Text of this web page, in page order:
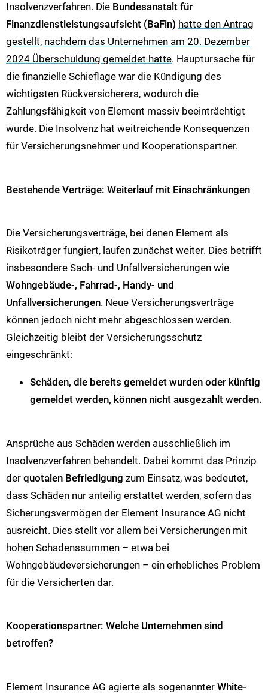
Insolvenzverfahren. Die Bundesanstalt für
Finanzdienstleistungsaufsicht (BaFin) hatte den Antrag
gestellt, nachdem das Unternehmen am 20. Dezember
2024 Überschuldung gemeldet hatte. Hauptursache für
die finanzielle Schieflage war die Kündigung des
wichtigsten Rückversicherers, wodurch die
Zahlungsfähigkeit von Element massiv beeinträchtigt
wurde. Die Insolvenz hat weitreichende Konsequenzen
für Versicherungsnehmer und Kooperationspartner.
Bestehende Verträge: Weiterlauf mit Einschränkungen
Die Versicherungsverträge, bei denen Element als
Risikoträger fungiert, laufen zunächst weiter. Dies betrifft
insbesondere Sach- und Unfallversicherungen wie
Wohngebäude-, Fahrrad-, Handy- und
Unfallversicherungen. Neue Versicherungsverträge
können jedoch nicht mehr abgeschlossen werden.
Gleichzeitig bleibt der Versicherungsschutz
eingeschränkt:
Schäden, die bereits gemeldet wurden oder künftig
gemeldet werden, können nicht ausgezahlt werden.
Ansprüche aus Schäden werden ausschließlich im
Insolvenzverfahren behandelt. Dabei kommt das Prinzip
der quotalen Befriedigung zum Einsatz, was bedeutet,
dass Schäden nur anteilig erstattet werden, sofern das
Sicherungsvermögen der Element Insurance AG nicht
ausreicht. Dies stellt vor allem bei Versicherungen mit
hohen Schadenssummen – etwa bei
Wohngebäudeversicherungen – ein erhebliches Problem
für die Versicherten dar.
Kooperationspartner: Welche Unternehmen sind
betroffen?
Element Insurance AG agierte als sogenannter White-